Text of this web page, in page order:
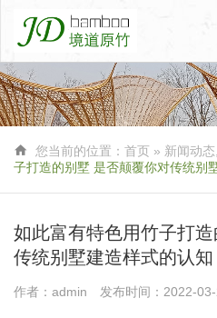
 您当前的位置： 首页 » 新闻动态
子打造的别墅 是否颠覆你对传统别
如此富有特色用竹子打
传统别墅建造样式的认知
作者：admin 发布时间：2022-03-